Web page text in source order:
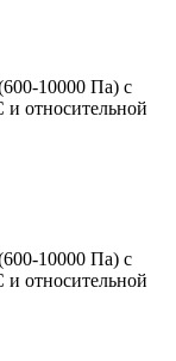
10000 Па) с
относительной
10000 Па) с
относительной